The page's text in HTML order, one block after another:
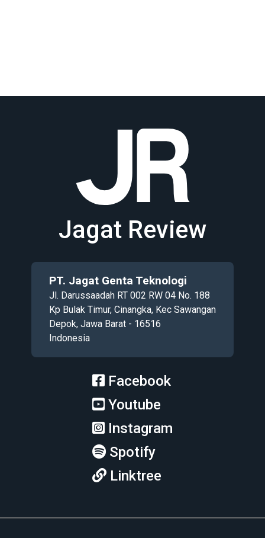
Jagat Review
PT. Jagat Genta Teknologi
Jl. Darussaadah RT 002 RW 04 No. 188
Kp Bulak Timur, Cinangka, Kec Sawangan
Depok, Jawa Barat - 16516
Indonesia
Facebook
Youtube
Instagram
Spotify
Linktree